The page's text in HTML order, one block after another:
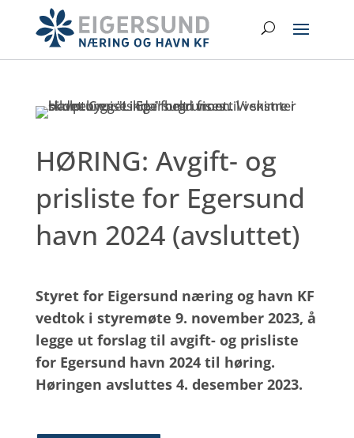
hovedinnhold
HØRING: Avgift- og
prisliste for Egersund
havn 2024 (avsluttet)
Styret for Eigersund næring og havn KF
vedtok i styremøte 9. november 2023, å
legge ut forslag til avgift- og prisliste
for Egersund havn 2024 til høring.
Høringen avsluttes 4. desember 2023.